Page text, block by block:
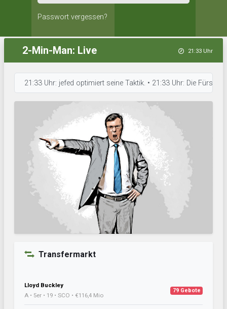
Passwort vergessen?
2-Min-Man: Live 21:33 Uhr
21:33 Uhr: jefed optimiert seine Taktik. • 21:33 Uhr: Die Fürschten
Transfermarkt
Lloyd Buckley
A • 5er • 19 • SCO • €116,4 Mio
79 Gebote